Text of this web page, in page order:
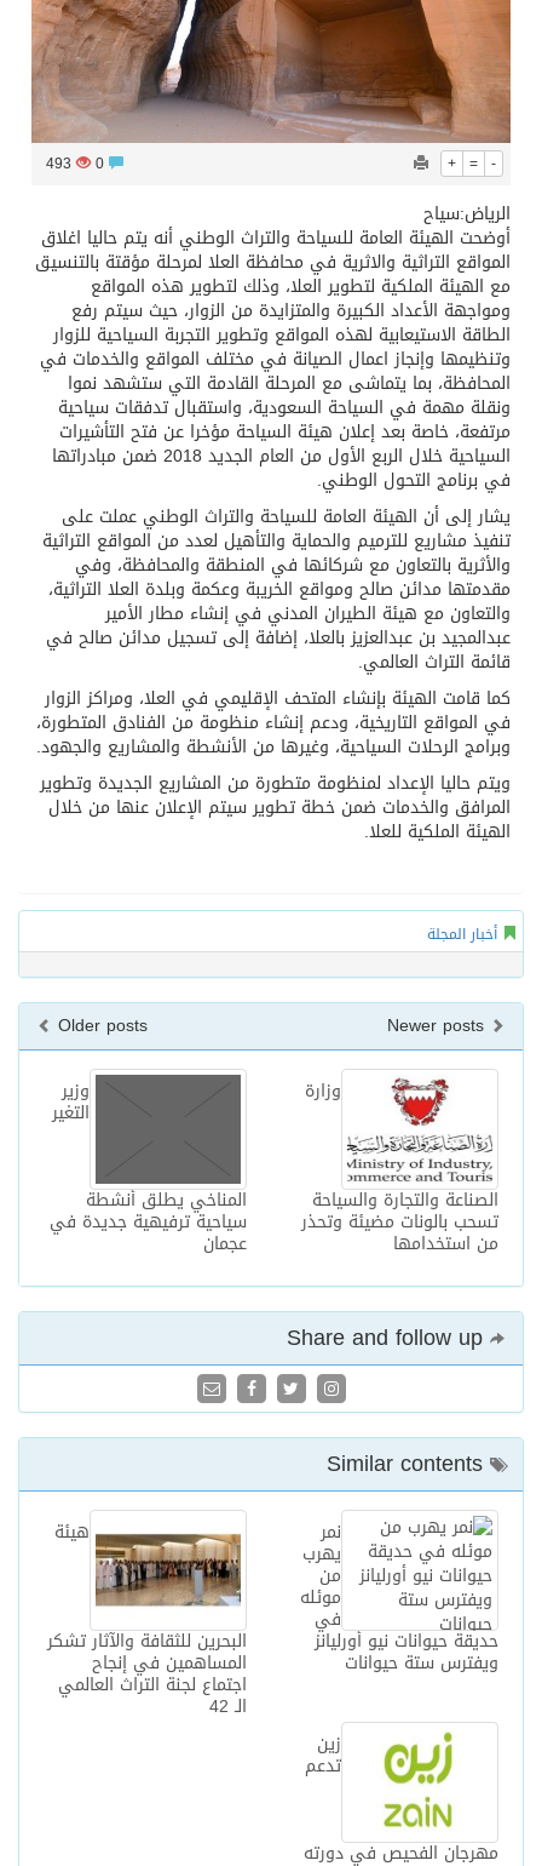
+ = -
493
الرياض:سياح
أوضحت الهيئة العامة للسياحة والتراث الوطني أنه يتم حاليا اغلاق
المواقع التراثية والاثرية في محافظة العلا لمرحلة مؤقتة بالتنسيق
مع الهيئة الملكية لتطوير العلا، وذلك لتطوير هذه المواقع
ومواجهة الأعداد الكبيرة والمتزايدة من الزوار، حيث سيتم رفع
الطاقة الاستيعابية لهذه المواقع وتطوير التجربة السياحية للزوار
وتنظيمها وإنجاز اعمال الصيانة في مختلف المواقع والخدمات في
المحافظة، بما يتماشى مع المرحلة القادمة التي ستشهد نموا
ونقلة مهمة في السياحة السعودية، واستقبال تدفقات سياحية
مرتفعة، خاصة بعد إعلان هيئة السياحة مؤخرا عن فتح التأشيرات
السياحية خلال الربع الأول من العام الجديد 2018 ضمن مبادراتها
في برنامج التحول الوطني.
يشار إلى أن الهيئة العامة للسياحة والتراث الوطني عملت على
تنفيذ مشاريع للترميم والحماية والتأهيل لعدد من المواقع التراثية
والأثرية بالتعاون مع شركائها في المنطقة والمحافظة، وفي
مقدمتها مدائن صالح ومواقع الخريبة وعكمة وبلدة العلا التراثية،
والتعاون مع هيئة الطيران المدني في إنشاء مطار الأمير
عبدالمجيد بن عبدالعزيز بالعلا، إضافة إلى تسجيل مدائن صالح في
قائمة التراث العالمي.
كما قامت الهيئة بإنشاء المتحف الإقليمي في العلا، ومراكز الزوار
في المواقع التاريخية، ودعم إنشاء منظومة من الفنادق المتطورة،
وبرامج الرحلات السياحية، وغيرها من الأنشطة والمشاريع والجهود.
ويتم حاليا الإعداد لمنظومة متطورة من المشاريع الجديدة وتطوير
المرافق والخدمات ضمن خطة تطوير سيتم الإعلان عنها من خلال
الهيئة الملكية للعلا.
أخبار المجلة
Older posts
وزير
التغير
المناخي يطلق أنشطة
سياحية ترفيهية جديدة في
عجمان
وزارة
الصناعة والتجارة والسياحة
تسحب بالونات مضيئة وتحذر
من استخدامها
هيئة
البحرين للثقافة والآثار تشكر
المساهمين في إنجاح
اجتماع لجنة التراث العالمي
الـ 42‎
نمر
يهرب
من
موئله
في
حديقة حيوانات نيو أورليانز
ويفترس ستة حيوانات
زين
تدعم
مهرجان الفحيص في دورته